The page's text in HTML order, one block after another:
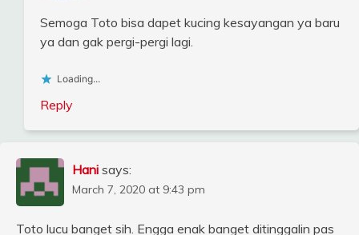
Semoga Toto bisa dapet kucing kesayangan ya baru
ya dan gak pergi-pergi lagi.
Loading...
Reply
Hani says:
March 7, 2020 at 9:43 pm
Toto lucu banget sih. Engga enak banget ditinggalin pas